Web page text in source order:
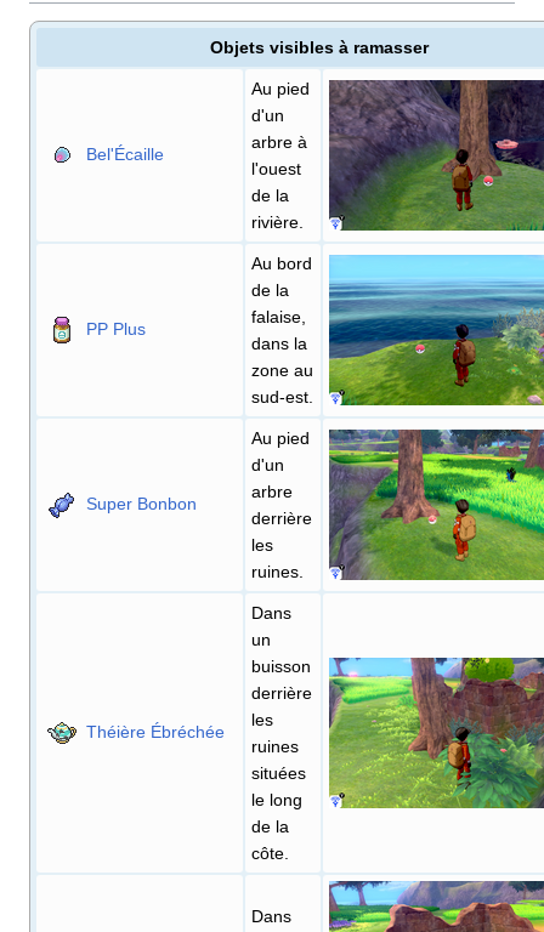
Objets visibles à ramasser
Bel'Écaille
Au pied
d'un
arbre à
l'ouest
de la
rivière.
PP Plus
Au bord
de la
falaise,
dans la
zone au
sud-est.
Super Bonbon
Au pied
d'un
arbre
derrière
les
ruines.
Théière Ébréchée
Dans
un
buisson
derrière
les
ruines
situées
le long
de la
côte.
Dans